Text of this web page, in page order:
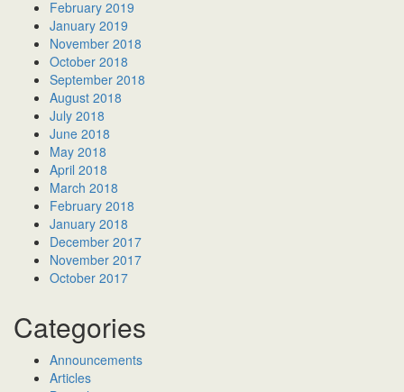
February 2019
January 2019
November 2018
October 2018
September 2018
August 2018
July 2018
June 2018
May 2018
April 2018
March 2018
February 2018
January 2018
December 2017
November 2017
October 2017
Categories
Announcements
Articles